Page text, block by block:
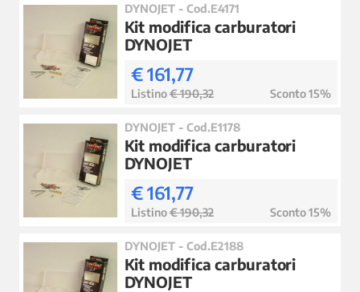
DYNOJET - Cod.E4171
Kit modifica carburatori
DYNOJET
€ 161,77
Listino€ 190,32 Sconto 15%
DYNOJET - Cod.E1178
Kit modifica carburatori
DYNOJET
€ 161,77
Listino€ 190,32 Sconto 15%
DYNOJET - Cod.E2188
Kit modifica carburatori
DYNOJET